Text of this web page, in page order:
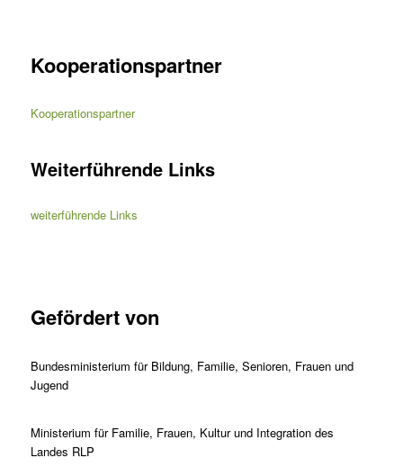
Kooperationspartner
Kooperationspartner
Weiterführende Links
weiterführende Links
Gefördert von
Bundesministerium für Bildung, Familie, Senioren, Frauen und
Jugend
Ministerium für Familie, Frauen, Kultur und Integration des
Landes RLP